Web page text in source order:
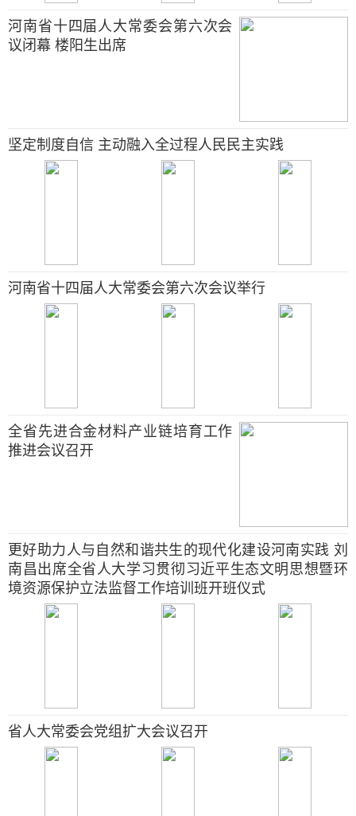
河南省十四届人大常委会第六次会
议闭幕 楼阳生出席
坚定制度自信 主动融入全过程人民民主实践
河南省十四届人大常委会第六次会议举行
全省先进合金材料产业链培育工作
推进会议召开
更好助力人与自然和谐共生的现代化建设河南实践 刘
南昌出席全省人大学习贯彻习近平生态文明思想暨环
境资源保护立法监督工作培训班开班仪式
省人大常委会党组扩大会议召开